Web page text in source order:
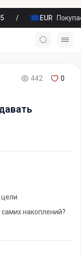
EUR
442 0
цели
накоплений?